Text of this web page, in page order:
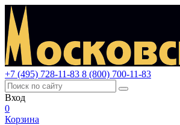
+7 (495) 728-11-83 8 (800) 700-11-83
Вход
0
Корзина